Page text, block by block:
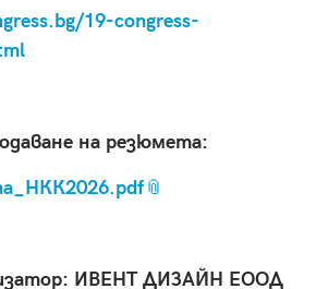
19-congress-
на резюмета:
ИВЕНТ ДИЗАЙН ЕООД